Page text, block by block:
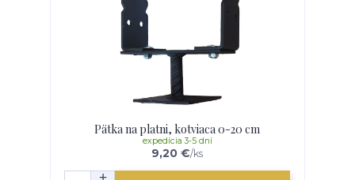
Pätka na platni, kotviaca 0-20 cm
9,20 €/ks
expedícia 3-5 dní